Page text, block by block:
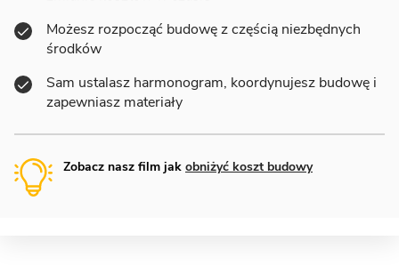
Możesz rozpocząć budowę z częścią niezbędnych
środków
Sam ustalasz harmonogram, koordynujesz budowę i
zapewniasz materiały
Zobacz nasz film jak obniżyć koszt budowy